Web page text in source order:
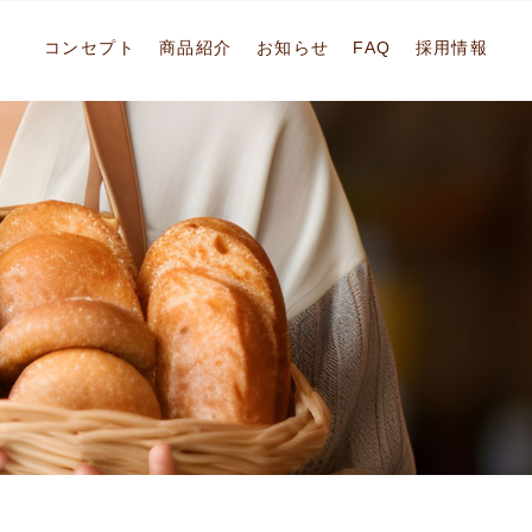
コンセプト 商品紹介 お知らせ FAQ 採用情報